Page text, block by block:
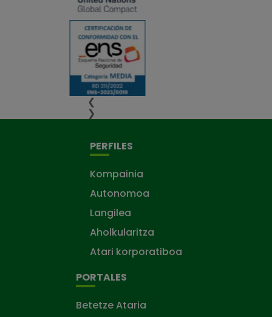
❮
❯
PERFILES
Kompainia
Autonomoa
Langilea
Aholkularitza
Atari korporatiboa
PORTALES
Betetze Ataria